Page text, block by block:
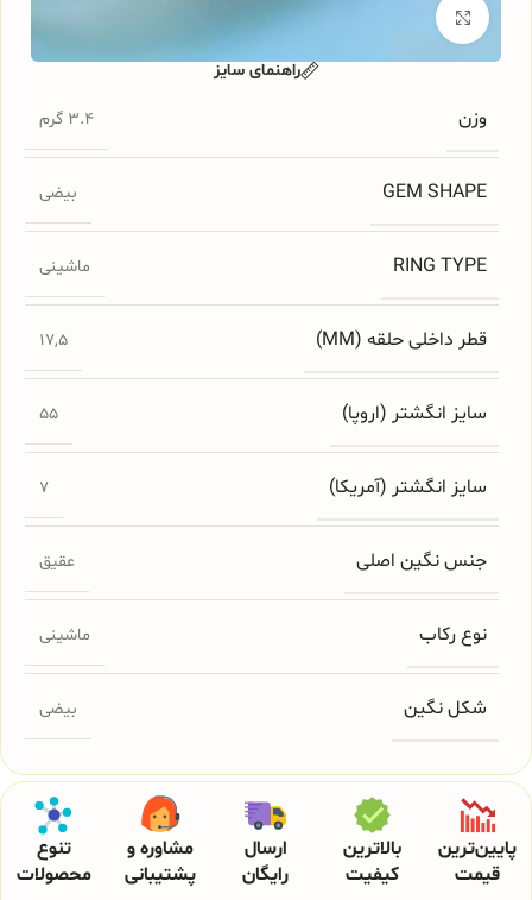
برای بزرگنمایی کلیک کنید
وزن 3.4 گرم
GEM SHAPE بیضی
RING TYPE ماشینی
قطر داخلی حلقه (MM) 17,5
سایز انگشتر (اروپا) 55
سایز انگشتر (آمریکا) 7
جنس نگین اصلی عقیق
نوع رکاب ماشینی
شکل نگین بیضی
راهنمای سایز
پایین‌ترین
قیمت
بالاترین
کیفیت
ارسال
رایگان
مشاوره و
پشتیبانی
تنوع
محصولات